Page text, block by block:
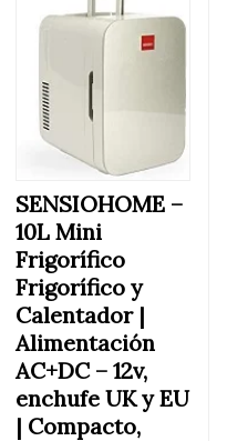
SENSIOHOME –
10L Mini
Frigorífico
Frigorífico y
Calentador |
Alimentación
AC+DC – 12v,
enchufe UK y EU
| Compacto,